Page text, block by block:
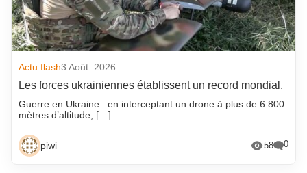
Actu flash3 Août. 2026
Les forces ukrainiennes établissent un record mondial.
Guerre en Ukraine : en interceptant un drone à plus de 6 800
mètres d’altitude, […]
piwi 58 0